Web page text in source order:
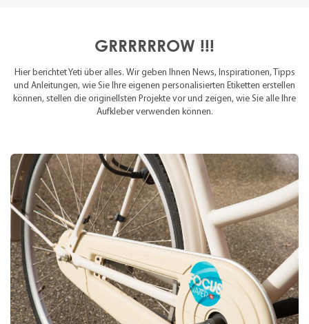
Hier berichtet Yeti über alles. Wir geben Ihnen News, Inspirationen, Tipps
können, stellen die originellsten Projekte vor und zeigen, wie Sie alle Ihre
Aufkleber verwenden können.